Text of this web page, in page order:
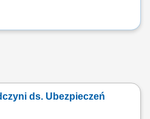
ds. Ubezpieczeń